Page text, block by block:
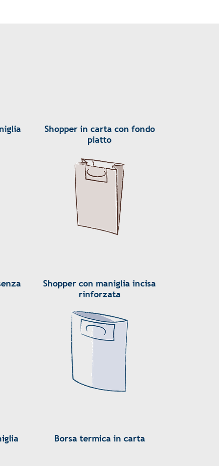
Shopper in carta con fondo
piatto
Shopper con maniglia incisa
rinforzata
Borsa termica in carta